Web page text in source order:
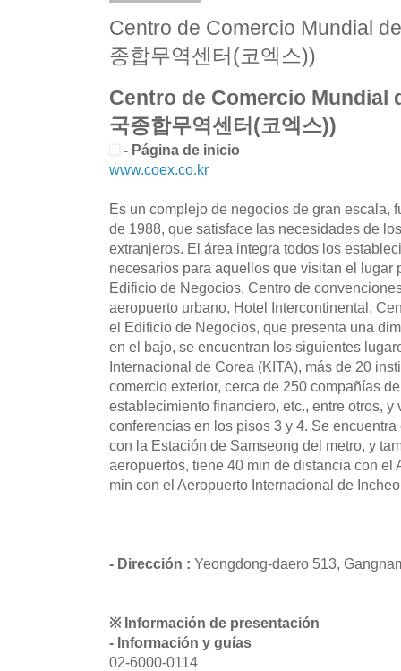
Centro de Comercio Mundial
종합무역센터(코엑스))
Centro de Comercio Mundial
국종합무역센터(코엑스))
- Página de inicio
www.coex.co.kr
Es un complejo de negocios de gran escala,
de 1988, que satisface las necesidades de
extranjeros. El área integra todos los
necesarios para aquellos que visitan el lugar
Edificio de Negocios, Centro de
aeropuerto urbano, Hotel Intercontinental,
el Edificio de Negocios, que presenta una
en el bajo, se encuentran los siguientes
Internacional de Corea (KITA), más de 20
comercio exterior, cerca de 250 compañías
establecimiento financiero, etc., entre otros,
conferencias en los pisos 3 y 4. Se
con la Estación de Samseong del metro, y
aeropuertos, tiene 40 min de distancia con el
min con el Aeropuerto Internacional de
- Dirección : Yeongdong-daero 513,
※ Información de presentación
- Información y guías
02-6000-0114